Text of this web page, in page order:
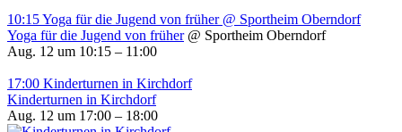
10:15Yoga für die Jugend von früher @ Sportheim Oberndorf
Yoga für die Jugend von früher @ Sportheim Oberndorf
Aug. 12 um 10:15 – 11:00
17:00 Kinderturnen in Kirchdorf
Kinderturnen in Kirchdorf
Aug. 12 um 17:00 – 18:00